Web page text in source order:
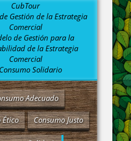
CubTour
Gestión de la Estrategia
Comercial
de Gestión para la
de la Estrategia
Comercial
Consumo Solidario
Adecuado
Ético Consumo Justo